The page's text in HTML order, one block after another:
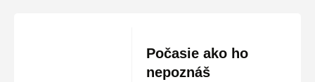
Počasie ako ho
nepoznáš